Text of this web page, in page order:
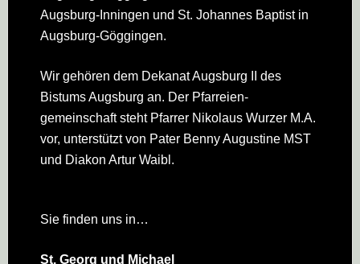
Augsburg-Inningen und St. Johannes Baptist in
Augsburg-Göggingen.
Wir gehören dem Dekanat Augsburg II des
Bistums Augsburg an. Der Pfarreien­
gemeinschaft steht Pfarrer Nikolaus Wurzer M.A.
vor, unterstützt von Pater Benny Augustine MST
und Diakon Artur Waibl.
Sie finden uns in…
St. Georg und Michael